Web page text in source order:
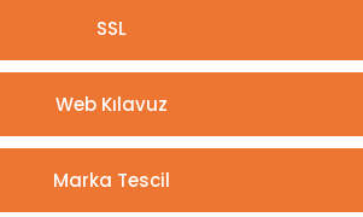
SSL
Web Kılavuz
Marka Tescil